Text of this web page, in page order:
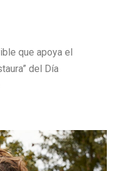
que apoya el
del Día